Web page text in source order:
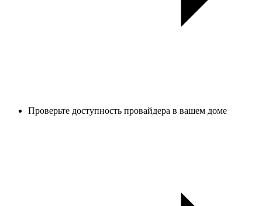
Проверьте доступность провайдера в вашем доме